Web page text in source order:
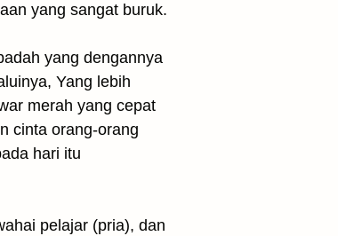
yang sangat buruk.
yang dengannya
Yang lebih
merah yang cepat
cinta orang-orang
pelajar (pria), dan